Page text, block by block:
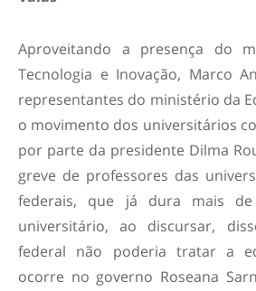
Aproveitando a presença do
Tecnologia e Inovação, Marco
representantes do ministério da
o movimento dos universitários
por parte da presidente Dilma
greve de professores das
federais, que já dura mais
universitário, ao discursar,
federal não poderia tratar a
ocorre no governo Roseana